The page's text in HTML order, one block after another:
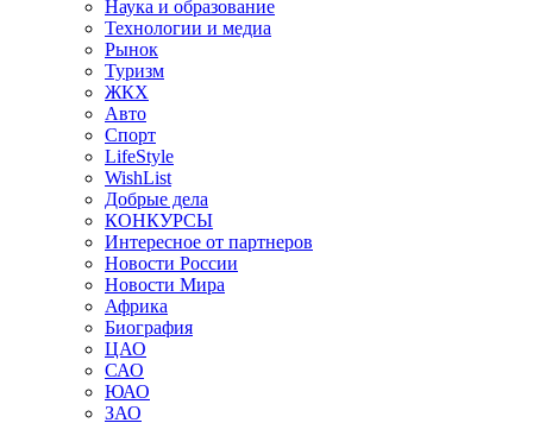
Наука и образование
Технологии и медиа
Рынок
Туризм
ЖКХ
Авто
Спорт
LifeStyle
WishList
Добрые дела
КОНКУРСЫ
Интересное от партнеров
Новости России
Новости Мира
Африка
Биография
ЦАО
САО
ЮАО
ЗАО